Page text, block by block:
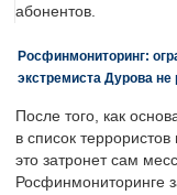
абонентов.
Росфинмониторинг:
экстремиста Дурова не
После того, как
в список террористов
это затронет сам
Росфинмониторинге